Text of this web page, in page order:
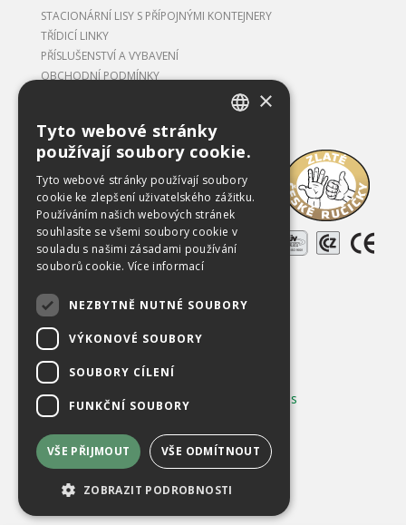
STACIONÁRNÍ LISY S PŘÍPOJNÝMI KONTEJNERY
TŘÍDICÍ LINKY
PŘÍSLUŠENSTVÍ A VYBAVENÍ
OBCHODNÍ PODMÍNKY
Ke stažení
O společnosti
Kariéra
Reference
Kontakty
Chráněno službou reCAPTCHA
Ochrana soukromí
- Smluvní podmínky
Používání cookies|Změnit nastavení cookies
×
Tyto webové stránky
používají soubory cookie.
Tyto webové stránky používají soubory
cookie ke zlepšení uživatelského zážitku.
Používáním našich webových stránek
souhlasíte se všemi soubory cookie v
souladu s našimi zásadami používání
souborů cookie. Více informací
NEZBYTNĚ NUTNÉ SOUBORY
VÝKONOVÉ SOUBORY
SOUBORY CÍLENÍ
FUNKČNÍ SOUBORY
VŠE PŘIJMOUT VŠE ODMÍTNOUT
ZOBRAZIT PODROBNOSTI